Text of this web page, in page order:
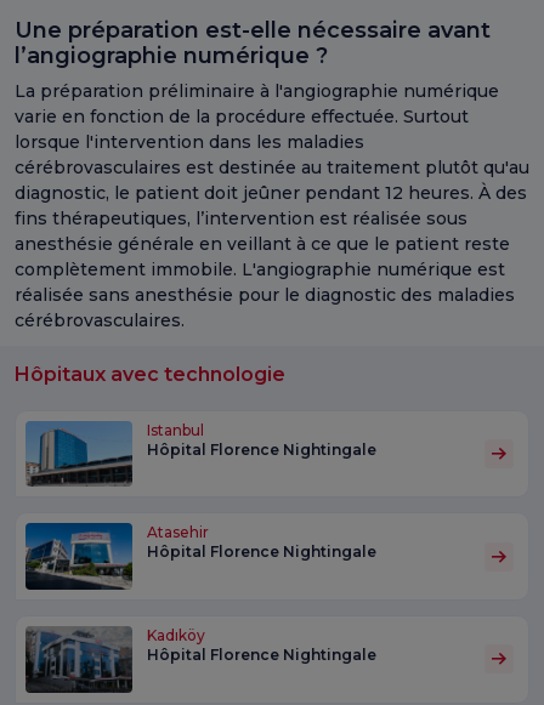
Une préparation est-elle nécessaire avant
l’angiographie numérique ?
La préparation préliminaire à l'angiographie numérique
varie en fonction de la procédure effectuée. Surtout
lorsque l'intervention dans les maladies
cérébrovasculaires est destinée au traitement plutôt qu'au
diagnostic, le patient doit jeûner pendant 12 heures. À des
fins thérapeutiques, l’intervention est réalisée sous
anesthésie générale en veillant à ce que le patient reste
complètement immobile. L'angiographie numérique est
réalisée sans anesthésie pour le diagnostic des maladies
cérébrovasculaires.
Hôpitaux avec technologie
Istanbul
Hôpital Florence Nightingale
Atasehir
Hôpital Florence Nightingale
Kadıköy
Hôpital Florence Nightingale